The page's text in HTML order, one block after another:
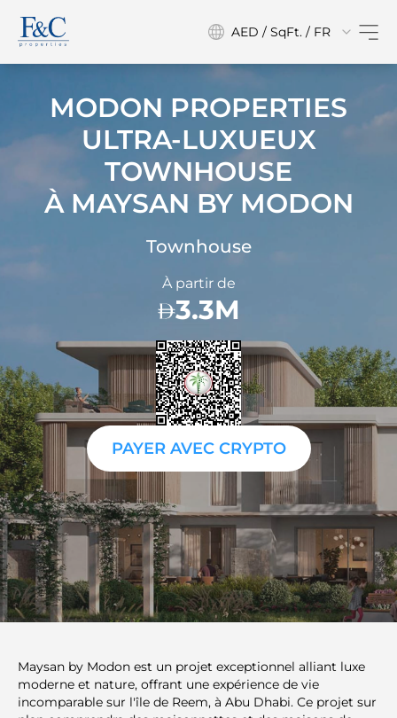
AED / SqFt. / FR
MODON PROPERTIES
ULTRA-LUXUEUX
TOWNHOUSE
À MAYSAN BY MODON
Townhouse
À partir de
3.3M
PAYER AVEC CRYPTO
Maysan by Modon est un projet exceptionnel alliant luxe
moderne et nature, offrant une expérience de vie
incomparable sur l'île de Reem, à Abu Dhabi. Ce projet sur